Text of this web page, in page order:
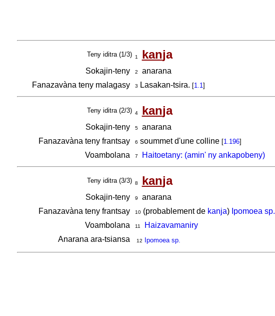
Teny iditra (1/3) 1 kanja
Sokajin-teny 2
anarana
Fanazavàna teny malagasy
3 Lasakan-tsira. [1.1]
Teny iditra (2/3) 4 kanja
Sokajin-teny 5anarana
Fanazavàna teny frantsay
6 soummet d'une colline [1.196]
Voambolana 7 Haitoetany: (amin' ny ankapobeny)
Teny iditra (3/3) 8 kanja
Sokajin-teny 9
anarana
Fanazavàna teny frantsay
10(probablement de kanja) Ipomoea sp.
Voambolana 11
Haizavamaniry
Anarana ara-tsiansa
12 Ipomoea sp.